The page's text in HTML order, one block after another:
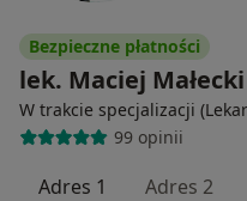
Bezpieczne płatności
lek. Maciej Małecki
W trakcie specjalizacji
99 opinii
Adres 1 Adres 2